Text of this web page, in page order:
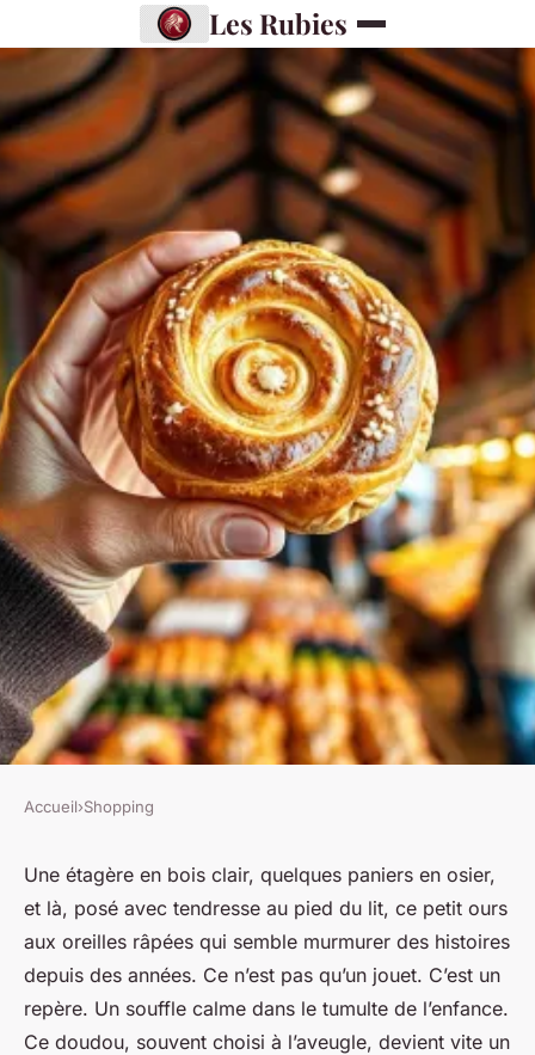
Les Rubies
SHOPPING
Top 10 doudous doux : guide
ultime pour bien choisir
Alexandre-Pierre•17/03/2026 09:51•10 min de lecture
Accueil›Shopping
Une étagère en bois clair, quelques paniers en osier,
et là, posé avec tendresse au pied du lit, ce petit ours
aux oreilles râpées qui semble murmurer des histoires
depuis des années. Ce n’est pas qu’un jouet. C’est un
repère. Un souffle calme dans le tumulte de l’enfance.
Ce doudou, souvent choisi à l’aveugle, devient vite un